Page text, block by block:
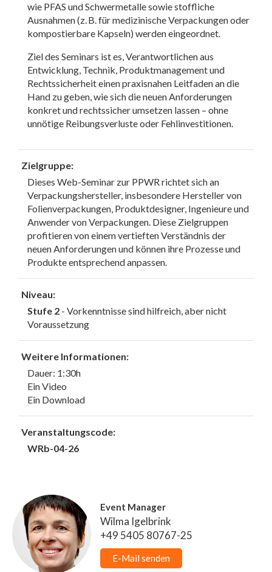
wie PFAS und Schwermetalle sowie stoffliche
Ausnahmen (z. B. für medizinische Verpackungen oder
kompostierbare Kapseln) werden eingeordnet.
Ziel des Seminars ist es, Verantwortlichen aus
Entwicklung, Technik, Produktmanagement und
Rechtssicherheit einen praxisnahen Leitfaden an die
Hand zu geben, wie sich die neuen Anforderungen
konkret und rechtssicher umsetzen lassen – ohne
unnötige Reibungsverluste oder Fehlinvestitionen.
Zielgruppe:
Dieses Web-Seminar zur PPWR richtet sich an
Verpackungshersteller, insbesondere Hersteller von
Folienverpackungen, Produktdesigner, Ingenieure und
Anwender von Verpackungen. Diese Zielgruppen
profitieren von einem vertieften Verständnis der
neuen Anforderungen und können ihre Prozesse und
Produkte entsprechend anpassen.
Niveau:
Stufe 2 - Vorkenntnisse sind hilfreich, aber nicht
Voraussetzung
Weitere Informationen:
Dauer: 1:30h
Ein Video
Ein Download
Veranstaltungscode:
WRb-04-26
Event Manager
Wilma Igelbrink
+49 5405 80767-25
E-Mail senden